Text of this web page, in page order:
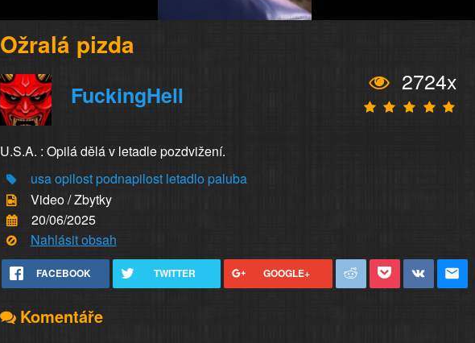
Ožralá pizda
FuckingHell
2724x
U.S.A. : Opilá dělá v letadle pozdvižení.
usaopilostpodnapilost letadlopaluba
Video / Zbytky
20/06/2025
Nahlásit obsah
FACEBOOK TWITTER GOOGLE+
Komentáře